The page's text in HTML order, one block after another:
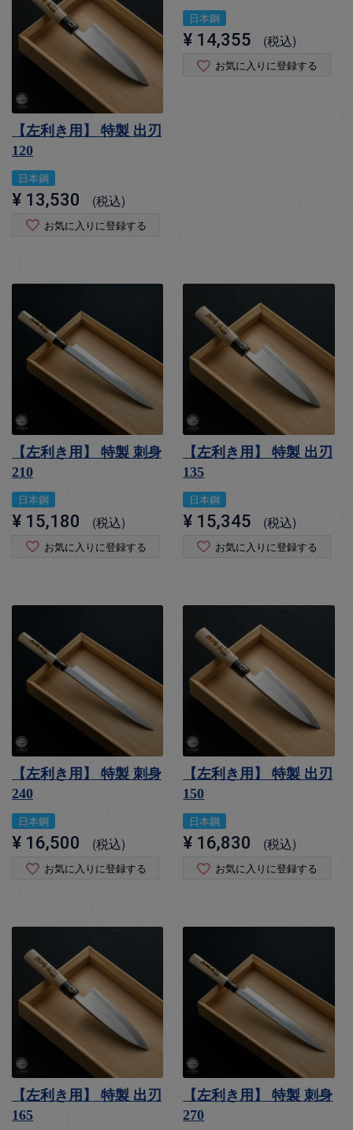
【左利き用】 特製 出刃
120
日本鋼
¥ 13,530 税込
お気に入りに登録する
日本鋼
¥ 14,355 税込
お気に入りに登録する
【左利き用】 特製 刺身
210
日本鋼
¥ 15,180 税込
お気に入りに登録する
【左利き用】 特製 出刃
135
日本鋼
¥ 15,345 税込
お気に入りに登録する
【左利き用】 特製 刺身
240
日本鋼
¥ 16,500 税込
お気に入りに登録する
【左利き用】 特製 出刃
150
日本鋼
¥ 16,830 税込
お気に入りに登録する
【左利き用】 特製 出刃
165
【左利き用】 特製 刺身
270